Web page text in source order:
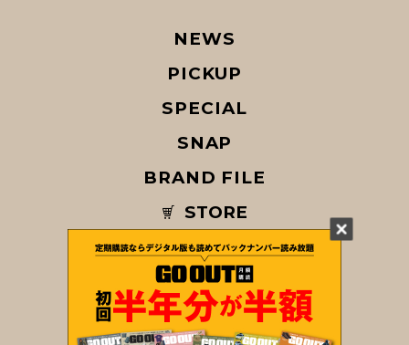
NEWS
PICKUP
SPECIAL
SNAP
BRAND FILE
STORE
MAGAZINE